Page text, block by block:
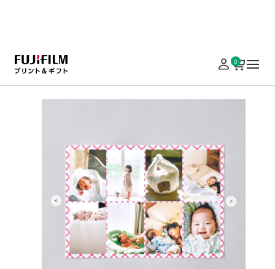
0
の写真を入れられます。写真を切って手帳アレンジ
に使ったり、友達とのシェアにもぴったり。
¥ 460 〜 ¥ 770 （税込）
LINE登録で500円OFF
￥5,000以上の注文で送料無料